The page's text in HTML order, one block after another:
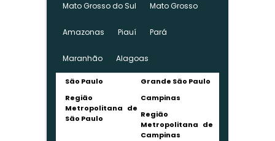
Mato Grosso do Sul Mato Grosso
Amazonas Piauí Pará
Maranhão Alagoas
São Paulo
Grande São Paulo
Região
Metropolitana de
São Paulo
Campinas
Região
Metropolitana de
Campinas